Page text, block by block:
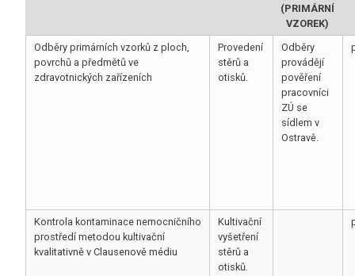
(PRIMÁRNÍ
VZOREK)
Odběry primárních vzorků z ploch,
povrchů a předmětů ve
zdravotnických zařízeních
Provedení
stěrů a
otisků.
Odběry
provádějí
pověření
pracovníci
ZÚ se
sídlem v
Ostravě.
Kontrola kontaminace nemocničního
prostředí metodou kultivační
kvalitativně v Clausenově médiu
Kultivační
vyšetření
stěrů a
otisků.